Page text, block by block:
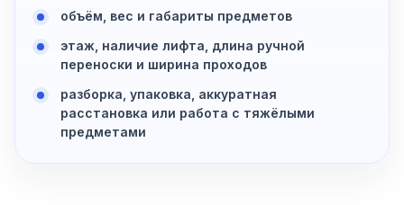
объём, вес и габариты предметов
этаж, наличие лифта, длина ручной
переноски и ширина проходов
разборка, упаковка, аккуратная
расстановка или работа с тяжёлыми
предметами